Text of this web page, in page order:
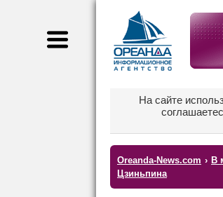
На сайте
Oreanda-News.com › В
Цзиньпина